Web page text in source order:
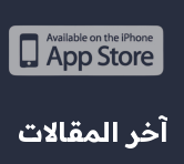
آخر المقالات